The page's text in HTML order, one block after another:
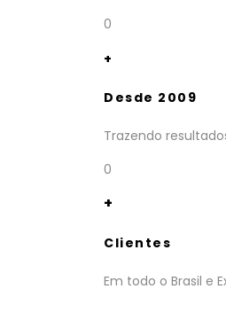
0
+
Desde 2009
Trazendo
0
+
Clientes
Em todo o Brasil e